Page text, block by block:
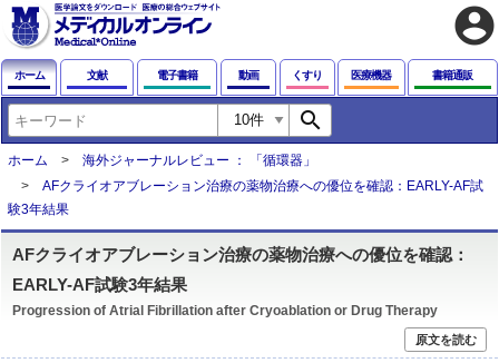
account_circle
ホーム 文献 電子書籍 動画 くすり 医療機器 書籍通販
search
ホーム
海外ジャーナルレビュー ： 「循環器」
AFクライオアブレーション治療の薬物治療への優位を確認：EARLY-AF試
験3年結果
AFクライオアブレーション治療の薬物治療への優位を確認：
EARLY-AF試験3年結果
Progression of Atrial Fibrillation after Cryoablation or Drug Therapy
原文を読む